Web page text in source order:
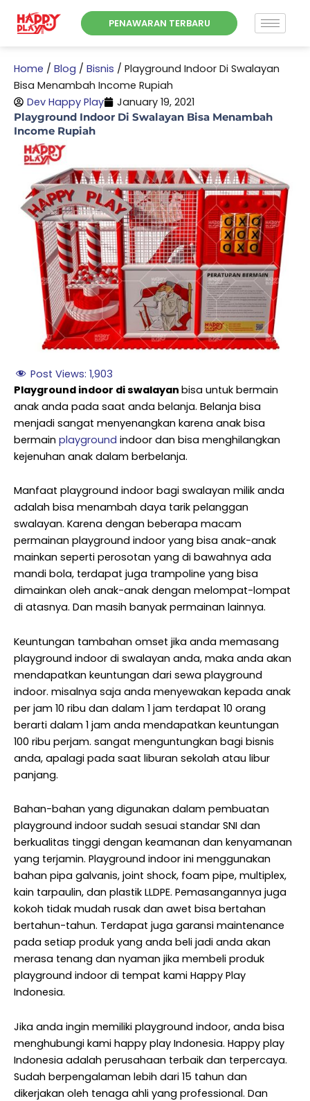
PENAWARAN TERBARU
Home / Blog / Bisnis / Playground Indoor Di Swalayan
Bisa Menambah Income Rupiah
Dev Happy Play
January 19, 2021
Playground Indoor Di Swalayan Bisa Menambah
Income Rupiah
Post Views: 1,903
Playground indoor di swalayan bisa untuk bermain
anak anda pada saat anda belanja. Belanja bisa
menjadi sangat menyenangkan karena anak bisa
bermain playground indoor dan bisa menghilangkan
kejenuhan anak dalam berbelanja.
Manfaat playground indoor bagi swalayan milik anda
adalah bisa menambah daya tarik pelanggan
swalayan. Karena dengan beberapa macam
permainan playground indoor yang bisa anak-anak
mainkan seperti perosotan yang di bawahnya ada
mandi bola, terdapat juga trampoline yang bisa
dimainkan oleh anak-anak dengan melompat-lompat
di atasnya. Dan masih banyak permainan lainnya.
Keuntungan tambahan omset jika anda memasang
playground indoor di swalayan anda, maka anda akan
mendapatkan keuntungan dari sewa playground
indoor. misalnya saja anda menyewakan kepada anak
per jam 10 ribu dan dalam 1 jam terdapat 10 orang
berarti dalam 1 jam anda mendapatkan keuntungan
100 ribu perjam. sangat menguntungkan bagi bisnis
anda, apalagi pada saat liburan sekolah atau libur
panjang.
Bahan-bahan yang digunakan dalam pembuatan
playground indoor sudah sesuai standar SNI dan
berkualitas tinggi dengan keamanan dan kenyamanan
yang terjamin. Playground indoor ini menggunakan
bahan pipa galvanis, joint shock, foam pipe, multiplex,
kain tarpaulin, dan plastik LLDPE. Pemasangannya juga
kokoh tidak mudah rusak dan awet bisa bertahan
bertahun-tahun. Terdapat juga garansi maintenance
pada setiap produk yang anda beli jadi anda akan
merasa tenang dan nyaman jika membeli produk
playground indoor di tempat kami Happy Play
Indonesia.
Jika anda ingin memiliki playground indoor, anda bisa
menghubungi kami happy play Indonesia. Happy play
Indonesia adalah perusahaan terbaik dan terpercaya.
Sudah berpengalaman lebih dari 15 tahun dan
dikerjakan oleh tenaga ahli yang professional. Dan